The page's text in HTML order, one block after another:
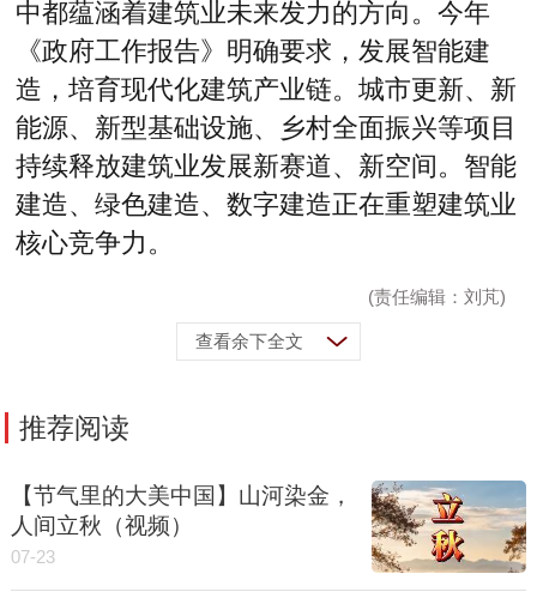
中都蕴涵着建筑业未来发力的方向。今年
《政府工作报告》明确要求，发展智能建
造，培育现代化建筑产业链。城市更新、新
能源、新型基础设施、乡村全面振兴等项目
持续释放建筑业发展新赛道、新空间。智能
建造、绿色建造、数字建造正在重塑建筑业
核心竞争力。
(责任编辑：刘芃)
查看余下全文
推荐阅读
【节气里的大美中国】山河染金，
人间立秋（视频）
07-23